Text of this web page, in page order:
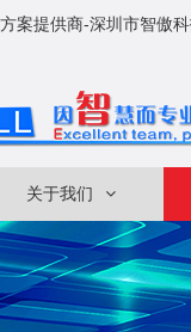
案提供商-深圳市智傲
关于我们